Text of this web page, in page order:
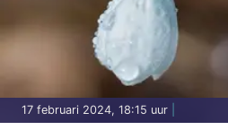
17 februari 2024, 18:15 uur